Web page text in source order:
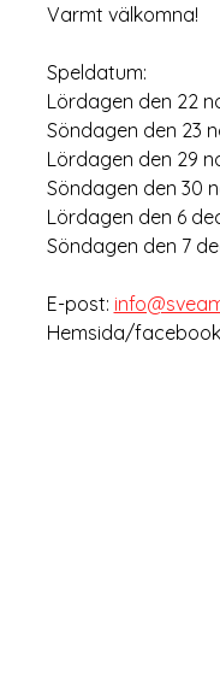
Varmt välkomna!
Speldatum:
Lördagen den 22
Söndagen den 23
Lördagen den 29
Söndagen den 30
Lördagen den 6
Söndagen den 7
E-post:
Hemsida/